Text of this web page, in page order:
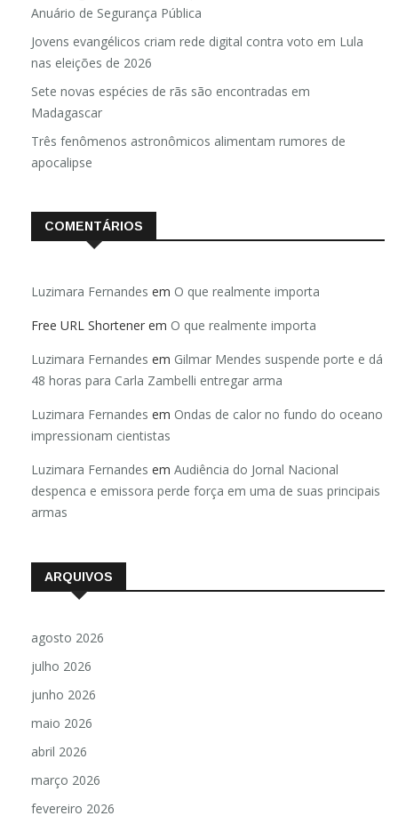
Anuário de Segurança Pública
Jovens evangélicos criam rede digital contra voto em Lula
nas eleições de 2026
Sete novas espécies de rãs são encontradas em
Madagascar
Três fenômenos astronômicos alimentam rumores de
apocalipse
COMENTÁRIOS
Luzimara Fernandes em O que realmente importa
Free URL Shortener em O que realmente importa
Luzimara Fernandes em Gilmar Mendes suspende porte e dá
48 horas para Carla Zambelli entregar arma
Luzimara Fernandes em Ondas de calor no fundo do oceano
impressionam cientistas
Luzimara Fernandes em Audiência do Jornal Nacional
despenca e emissora perde força em uma de suas principais
armas
ARQUIVOS
agosto 2026
julho 2026
junho 2026
maio 2026
abril 2026
março 2026
fevereiro 2026